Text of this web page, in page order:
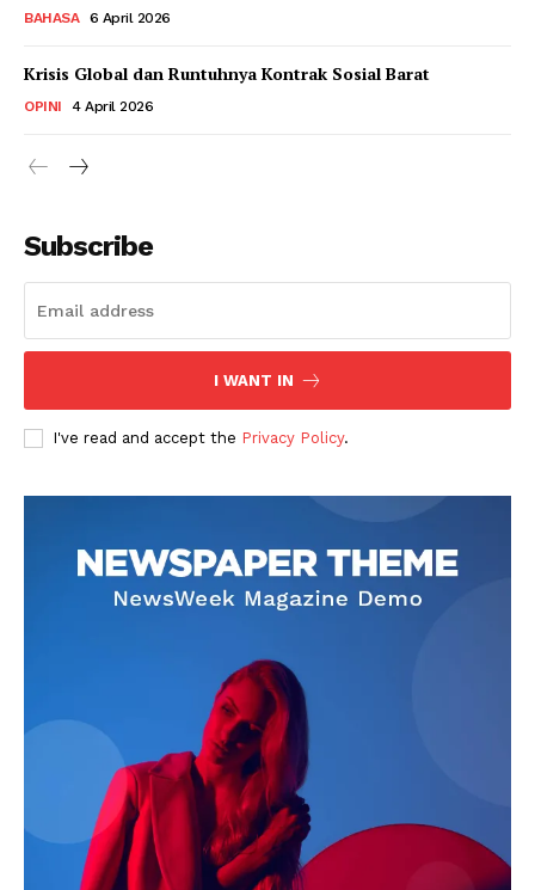
BAHASA 6 April 2026
Krisis Global dan Runtuhnya Kontrak Sosial Barat
OPINI 4 April 2026
Subscribe
I WANT IN
I've read and accept the Privacy Policy.